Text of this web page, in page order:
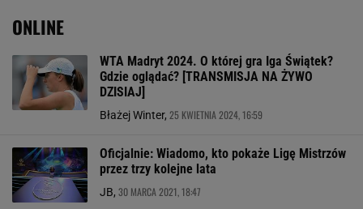
ONLINE
WTA Madryt 2024. O której gra Iga Świątek?
Gdzie oglądać? [TRANSMISJA NA ŻYWO
DZISIAJ]
Błażej Winter, 25 KWIETNIA 2024, 16:59
Oficjalnie: Wiadomo, kto pokaże Ligę Mistrzów
przez trzy kolejne lata
JB, 30 MARCA 2021, 18:47